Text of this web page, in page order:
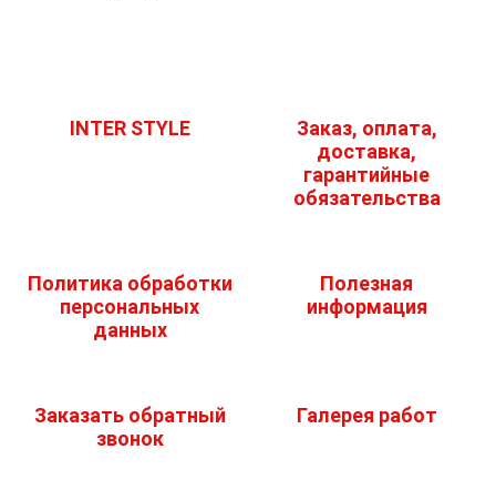
INTER STYLE
Заказ, оплата,
доставка,
гарантийные
обязательства
Политика обработки
персональных
данных
Полезная
информация
Заказать обратный
звонок
Галерея работ